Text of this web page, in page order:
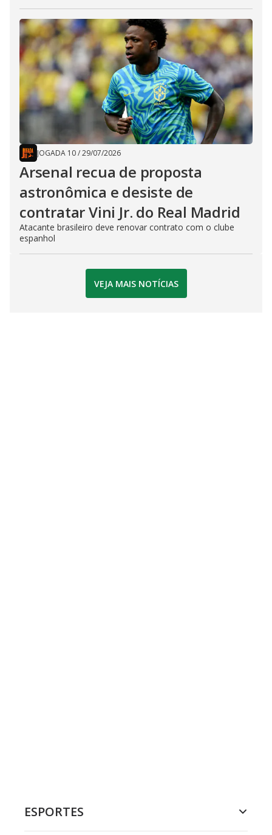
JOGADA 10/29/07/2026
Arsenal recua de proposta
astronômica e desiste de
contratar Vini Jr. do Real Madrid
Atacante brasileiro deve renovar contrato com o clube
espanhol
VEJA MAIS NOTÍCIAS
ESPORTES